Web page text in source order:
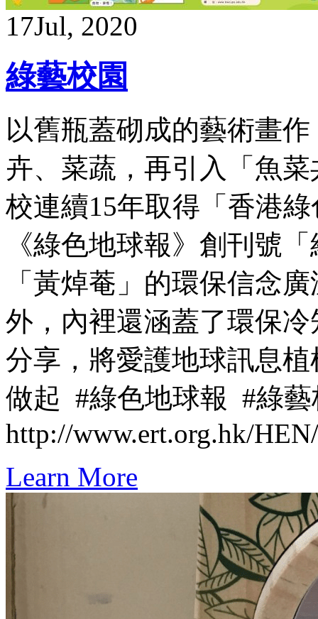
17Jul, 2020
綠藝校園
以舊瓶蓋砌成的藝術畫
卉、菜蔬，再引入「魚
校連續15年取得「香港
《綠色地球報》創刊號
「黃焯菴」的環保信念
外，內裡還涵蓋了環保
分享，將愛護地球訊息
做起 #綠色地球報 #綠
http://www.ert.org.hk/HEN/
Learn More